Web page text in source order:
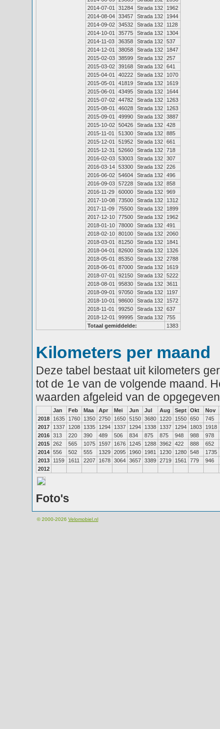
2014-07-01
31284 Strada 132
1962
2014-08-04 33457 Strada 132
1944
2014-09-02 34532 Strada 132
1128
2014-10-01
35775 Strada 132
1304
2014-11-03
36358 Strada 132 537
2014-12-01
38058 Strada 132
1847
2015-02-03 38599 Strada 132 257
2015-03-02 39168 Strada 132 641
2015-04-01
40222 Strada 132
1070
2015-05-01
41819 Strada 132
1619
2015-06-01
43495 Strada 132
1644
2015-07-02 44782 Strada 132
1263
2015-08-01
46028 Strada 132
1263
2015-09-01
49990 Strada 132 3887
2015-10-02 50426 Strada 132 428
2015-11-01
51300 Strada 132 885
2015-12-01
51952 Strada 132 661
2015-12-31
52660 Strada 132 718
2016-02-03 53003 Strada 132 307
2016-03-14 53300 Strada 132 226
2016-06-02 54604 Strada 132 496
2016-09-03 57228 Strada 132 858
2016-11-29
60000 Strada 132 969
2017-10-08 73500 Strada 132
1312
2017-11-09
75500 Strada 132
1899
2017-12-10 77500 Strada 132
1962
2018-01-10 78000 Strada 132 491
2018-02-10 80100 Strada 132 2060
2018-03-01
81250 Strada 132
1841
2018-04-01
82600 Strada 132
1326
2018-05-01
85350 Strada 132 2788
2018-06-01
87000 Strada 132
1619
2018-07-01
92150 Strada 132 5222
2018-08-01
95830 Strada 132 3611
2018-09-01
97050 Strada 132
1197
2018-10-01
98600 Strada 132
1572
2018-11-01
99250 Strada 132 637
2018-12-01
99995 Strada 132 755
Totaal gemiddelde:
1383
Kilometers per maand
Deze tabel bestaat uit kilometers
tot de 1e van de volgende maand.
waarden afgeleid van de
Jan Feb Maa Apr Mei Jun Jul Aug Sept Okt
Nov
2018
1635 1760 1350 2750 1650 5150 3680 1220 1550 650
745
2017
1337 1208 1335 1294 1337 1294 1338 1337 1294 1803
1918
2016 313 220 390 489 506 834 875 875 948 988
978
2015 262 565 1075 1597 1676 1245 1288 3962 422 888
652
2014 556 502 555 1329 2095 1960 1981 1230 1280 548
1735
2013
1159 1611 2207 1678 3064 3657 3389 2719 1561 779
946
2012
Foto's
© 2000-2026 Velomobiel.nl